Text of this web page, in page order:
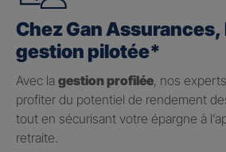
Chez Gan Assurances,
gestion pilotée*
Avec la gestion profilée, nos
profiter du potentiel de rendement
tout en sécurisant votre épargne à
retraite.